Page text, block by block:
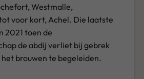
Westmalle,
voor kort, Achel. Die laatste
2021 toen de
de abdij verliet bij gebrek
brouwen te begeleiden.